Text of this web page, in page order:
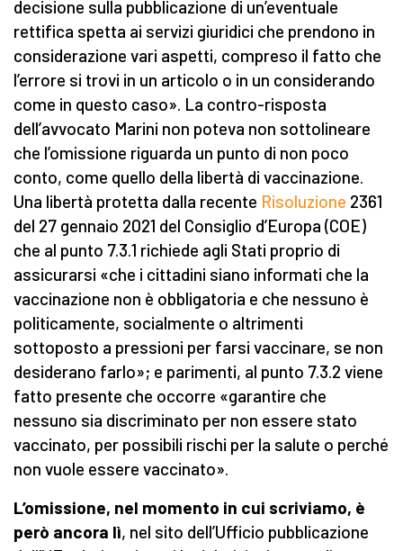
decisione sulla pubblicazione di un’eventuale
rettifica spetta ai servizi giuridici che prendono in
considerazione vari aspetti, compreso il fatto che
l’errore si trovi in un articolo o in un considerando
come in questo caso». La contro-risposta
dell’avvocato Marini non poteva non sottolineare
che l’omissione riguarda un punto di non poco
conto, come quello della libertà di vaccinazione.
Una libertà protetta dalla recente Risoluzione 2361
del 27 gennaio 2021 del Consiglio d’Europa (COE)
che al punto 7.3.1 richiede agli Stati proprio di
assicurarsi «che i cittadini siano informati che la
vaccinazione non è obbligatoria e che nessuno è
politicamente, socialmente o altrimenti
sottoposto a pressioni per farsi vaccinare, se non
desiderano farlo»; e parimenti, al punto 7.3.2 viene
fatto presente che occorre «garantire che
nessuno sia discriminato per non essere stato
vaccinato, per possibili rischi per la salute o perché
non vuole essere vaccinato».
L’omissione, nel momento in cui scriviamo, è
però ancora lì, nel sito dell’Ufficio pubblicazione